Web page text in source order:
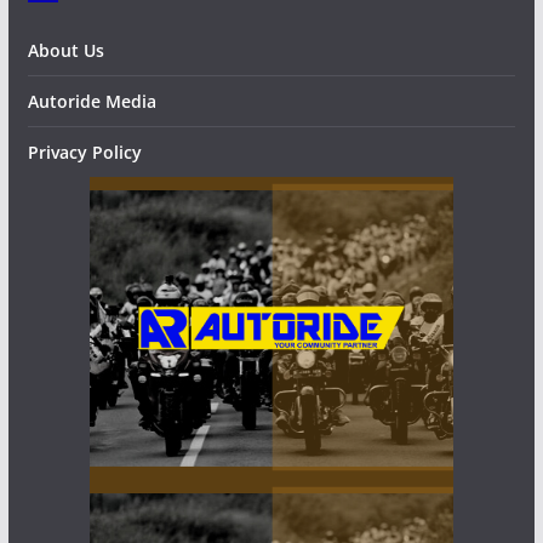
About Us
Autoride Media
Privacy Policy